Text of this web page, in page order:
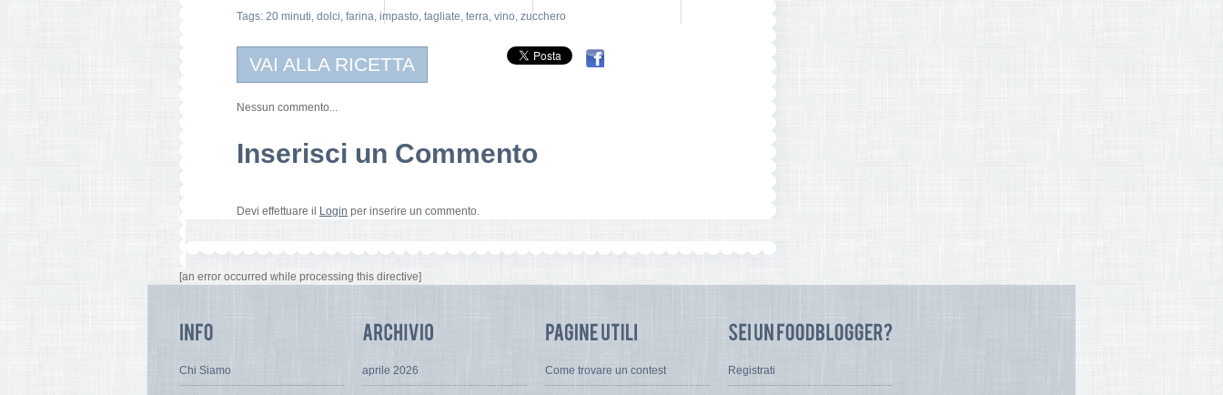
Tags: 20 minuti, dolci, farina, impasto, tagliate, terra, vino, zucchero
VAI ALLA RICETTA
Nessun commento...
Inserisci un Commento
Devi effettuare il Login per inserire un commento.
[an error occurred while processing this directive]
Chi Siamo aprile 2026 Come trovare un contest Registrati